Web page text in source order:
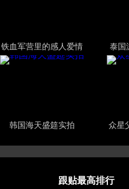
铁血军营里的感人爱情 泰国
韩国海天盛筵实拍 众星
跟贴最高排行